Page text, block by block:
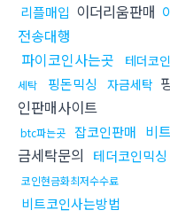
리플매입 이더리움판매
전송대행
파이코인사는곳
테더코
세탁
핑돈믹싱 자금세탁
인판매사이트
btc파는곳 잡코인판매 비
금세탁문의
테더코인믹싱
코인현금화최저수수료
비트코인사는방법